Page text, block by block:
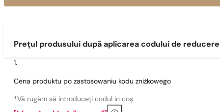
Prețul produsului după aplicarea codului de reducere
Cena produktu po zastosowaniu kodu zniżkowego
*Vă rugăm să introduceți codul în coș.